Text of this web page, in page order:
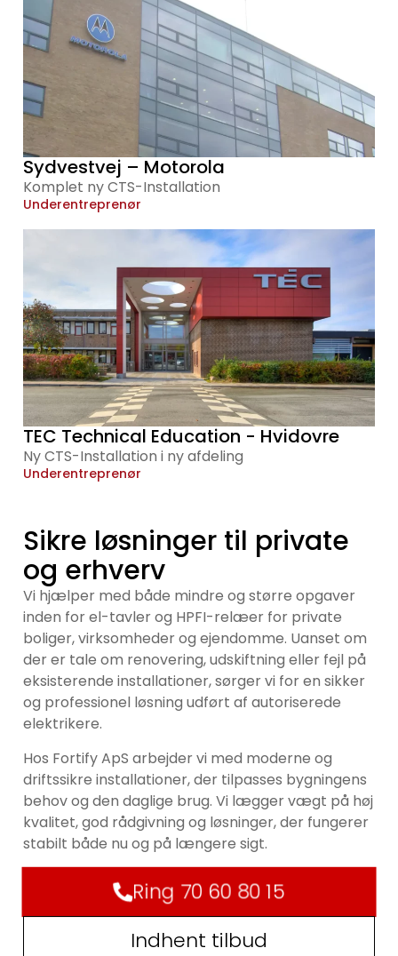
Sydvestvej – Motorola
Komplet ny CTS-Installation
Underentreprenør
TEC Technical Education - Hvidovre
Ny CTS-Installation i ny afdeling
Underentreprenør
Sikre løsninger til private
og erhverv
Vi hjælper med både mindre og større opgaver
inden for el-tavler og HPFI-relæer for private
boliger, virksomheder og ejendomme. Uanset om
der er tale om renovering, udskiftning eller fejl på
eksisterende installationer, sørger vi for en sikker
og professionel løsning udført af autoriserede
elektrikere.
Hos Fortify ApS arbejder vi med moderne og
driftssikre installationer, der tilpasses bygningens
behov og den daglige brug. Vi lægger vægt på høj
kvalitet, god rådgivning og løsninger, der fungerer
stabilt både nu og på længere sigt.
Ring 70 60 80 15
Indhent tilbud